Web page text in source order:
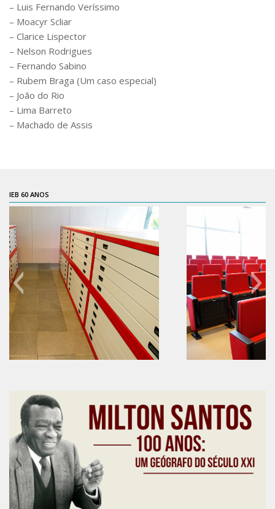
Divisão Administrativa Financeira
Sobre
Divisão de Apoio e Divulgação
Transparência
Acervo
Arquivo
Ações e Parcerias
Eventos
6º CIEAMP
Exposições
Manuel Correia de Andrade – o divulgador
científico
Movimentos Estudantis
Biblioteca
Sobre
Mecila
Red BAALC
Tutoriais
Coleção de Artes Visuais
Sobre
– Luis Fernando Veríssimo
– Moacyr Scliar
– Clarice Lispector
– Nelson Rodrigues
– Fernando Sabino
– Rubem Braga (Um caso especial)
– João do Rio
– Lima Barreto
– Machado de Assis
IEB 60 ANOS